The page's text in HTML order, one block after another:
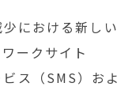
における新し
ークサイト
ス（SMS）お